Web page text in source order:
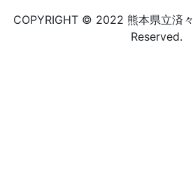
COPYRIGHT © 2022 熊本県立済
Reserved.